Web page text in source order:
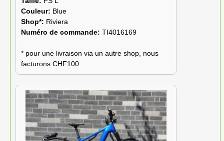
Couleur: Blue
Shop*: Riviera
Numéro de commande: TI4016169
* pour une livraison via un autre shop, nous
facturons CHF100